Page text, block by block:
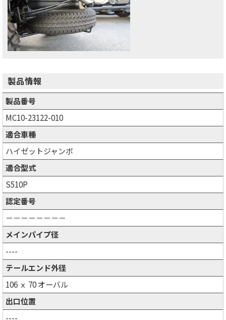
製品情報
製品番号
MC10-23122-010
適合車種
ハイゼットジャンボ
適合型式
S510P
認定番号
－－－－－－－－
メインパイプ径
----
テールエンド外径
106 ｘ 70 オーバル
出口位置
----